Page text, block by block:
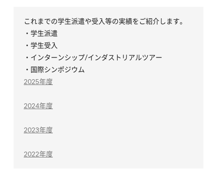
これまでの学生派遣や受入等の実績をご紹介します。
・学生派遣
・学生受入
・インターンシップ/インダストリアルツアー
・国際シンポジウム
2025年度
2024年度
2023年度
2022年度